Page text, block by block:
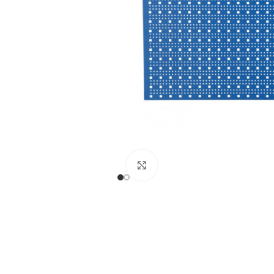
REGAŁY NA OPONY